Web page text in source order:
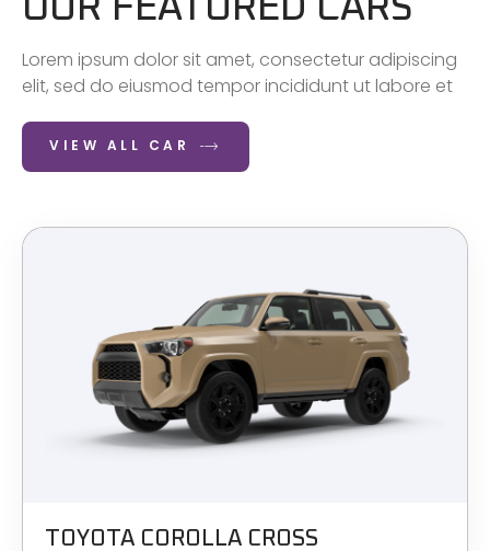
OUR FEATURED CARS
Lorem ipsum dolor sit amet, consectetur adipiscing
elit, sed do eiusmod tempor incididunt ut labore et
VIEW ALL CAR
TOYOTA COROLLA CROSS